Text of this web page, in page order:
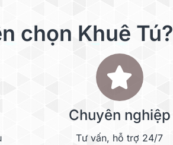
chọn Khuê Tú?
Chuyên nghiệp
Tư vấn, hỗ trợ 24/7